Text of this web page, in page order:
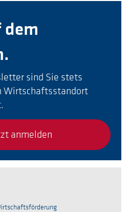
sind Sie stets
Wirtschaftsstandort
anmelden